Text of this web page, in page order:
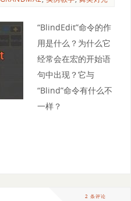
“BlindEdit”命令的作
用是什么？为什么它
经常会在宏的开始语
句中出现？它与
“Blind”命令有什么不
一样？
2 条评论